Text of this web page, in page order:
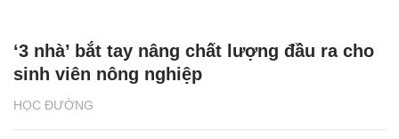
HỌC ĐƯỜNG
‘3 nhà’ bắt tay nâng chất lượng đầu ra cho
sinh viên nông nghiệp